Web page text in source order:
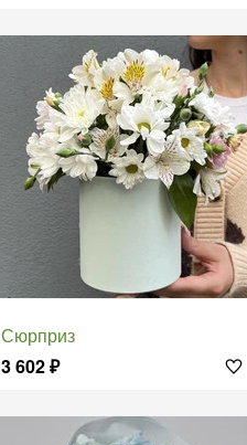
Сюрприз
3 602₽